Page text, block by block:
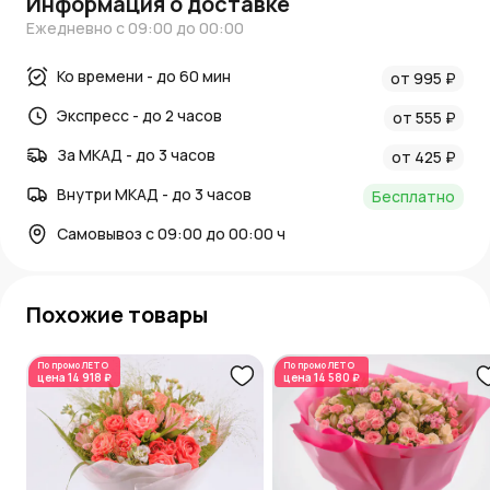
Ежедневно с 09:00 до 00:00
Ко времени - до 60 мин
от 995 ₽
Экспресс - до 2 часов
от 555 ₽
За МКАД - до 3 часов
от 425 ₽
Внутри МКАД - до 3 часов
Бесплатно
Самовывоз с 09:00 до 00:00 ч
Похожие товары
По промоЛЕТО
цена 14 918 ₽
По промоЛЕТО
цена 14 580 ₽